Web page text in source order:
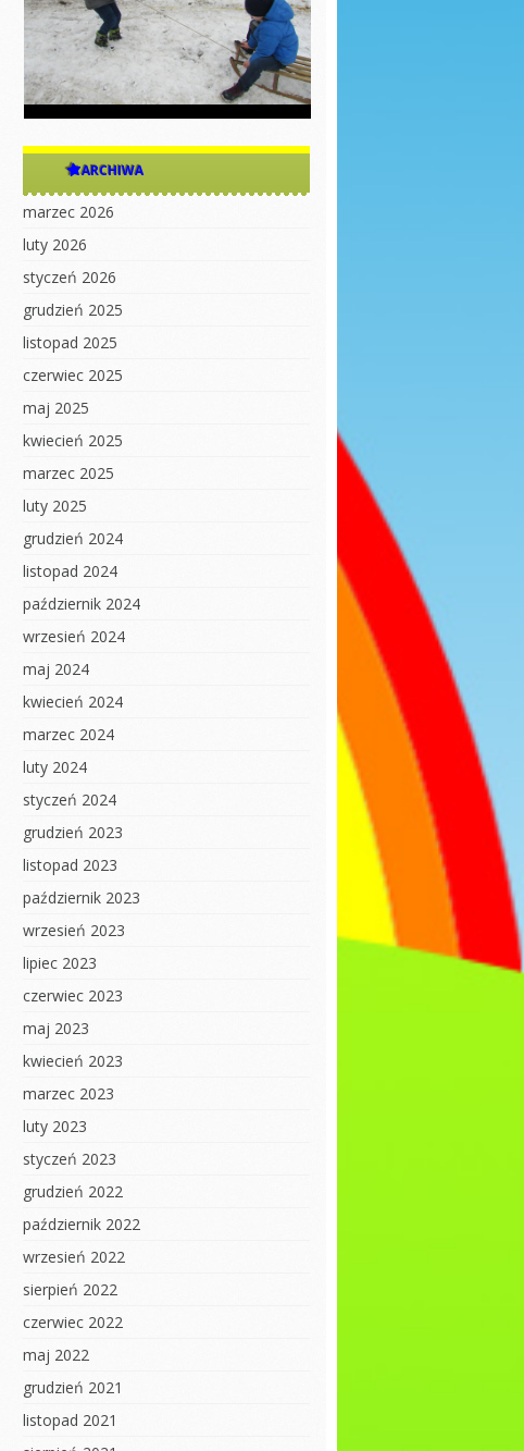
ARCHIWA
marzec 2026
luty 2026
styczeń 2026
grudzień 2025
listopad 2025
czerwiec 2025
maj 2025
kwiecień 2025
marzec 2025
luty 2025
grudzień 2024
listopad 2024
październik 2024
wrzesień 2024
maj 2024
kwiecień 2024
marzec 2024
luty 2024
styczeń 2024
grudzień 2023
listopad 2023
październik 2023
wrzesień 2023
lipiec 2023
czerwiec 2023
maj 2023
kwiecień 2023
marzec 2023
luty 2023
styczeń 2023
grudzień 2022
październik 2022
wrzesień 2022
sierpień 2022
czerwiec 2022
maj 2022
grudzień 2021
listopad 2021